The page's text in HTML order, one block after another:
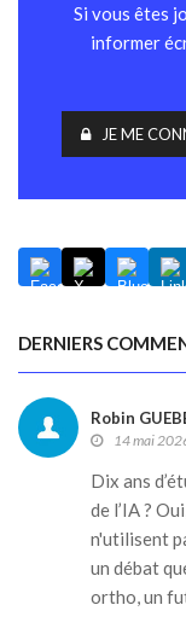
Si vous êtes
informer
JE ME
DERNIERS
Robin
14 mai
Dix ans
de l’IA ?
n'utilisent
un débat
ortho, un